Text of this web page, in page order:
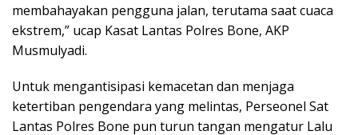
membahayakan pengguna jalan, terutama saat cuaca
ekstrem,” ucap Kasat Lantas Polres Bone, AKP
Musmulyadi.
Untuk mengantisipasi kemacetan dan menjaga
ketertiban pengendara yang melintas, Perseonel Sat
Lantas Polres Bone pun turun tangan mengatur Lalu